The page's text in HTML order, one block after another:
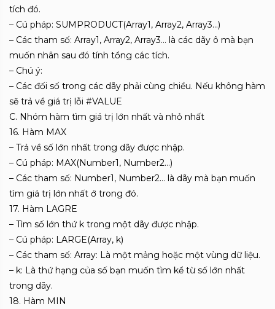
tích đó.
– Cú pháp: SUMPRODUCT(Array1, Array2, Array3…)
– Các tham số: Array1, Array2, Array3… là các dãy ô mà bạn
muốn nhân sau đó tính tổng các tích.
– Chú ý:
– Các đối số trong các dãy phải cùng chiều. Nếu không hàm
sẽ trả về giá trị lỗi #VALUE
C. Nhóm hàm tìm giá trị lớn nhất và nhỏ nhất
16. Hàm MAX
– Trả về số lớn nhất trong dãy được nhập.
– Cú pháp: MAX(Number1, Number2…)
– Các tham số: Number1, Number2… là dãy mà bạn muốn
tìm giá trị lớn nhất ở trong đó.
17. Hàm LAGRE
– Tìm số lớn thứ k trong một dãy được nhập.
– Cú pháp: LARGE(Array, k)
– Các tham số: Array: Là một mảng hoặc một vùng dữ liệu.
– k: Là thứ hạng của số bạn muốn tìm kể từ số lớn nhất
trong dãy.
18. Hàm MIN